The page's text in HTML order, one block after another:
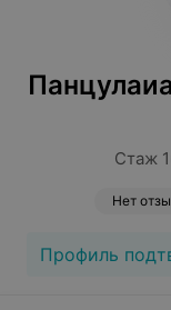
Стаж
Нет
Профиль